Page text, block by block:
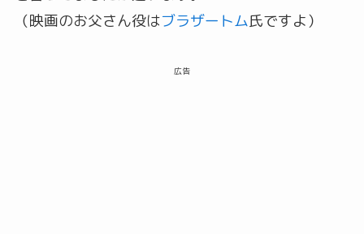
（映画のお父さん役はブラザートム氏ですよ）
広告